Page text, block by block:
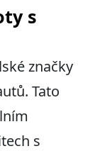
s
značky
Tato
s